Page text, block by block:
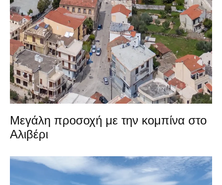
Μεγάλη προσοχή με την κομπίνα στο
Αλιβέρι